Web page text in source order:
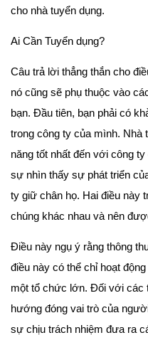
cho nhà tuyển dụng.
Ai Cần Tuyển dụng?
Câu trả lời thẳng thắn cho
nó cũng sẽ phụ thuộc vào
bạn. Đầu tiên, bạn phải có
trong công ty của mình. Nhà
năng tốt nhất đến với công
sự nhìn thấy sự phát triển
ty giữ chân họ. Hai điều này
chúng khác nhau và nên
Điều này ngụ ý rằng thông
điều này có thể chỉ hoạt
một tổ chức lớn. Đối với các
hướng đóng vai trò của
sự chịu trách nhiệm đưa ra